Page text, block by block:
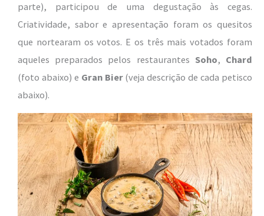
parte), participou de uma degustação às cegas.
Criatividade, sabor e apresentação foram os quesitos
que nortearam os votos. E os três mais votados foram
aqueles preparados pelos restaurantes Soho, Chard
(foto abaixo) e Gran Bier(veja descrição de cada petisco
abaixo).